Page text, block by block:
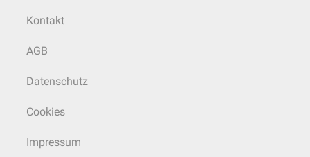
Kontakt
AGB
Datenschutz
Cookies
Impressum